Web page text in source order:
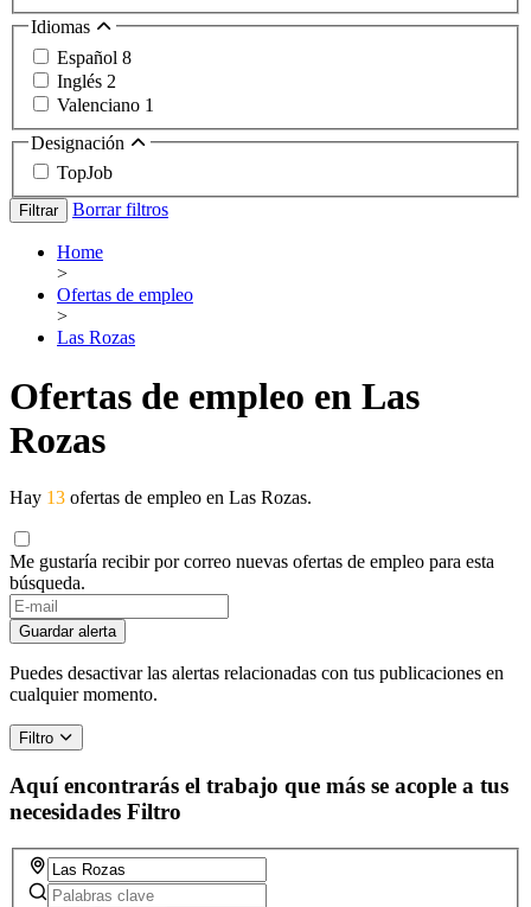
Idiomas
Español 8
Inglés 2
Valenciano 1
Designación
TopJob
Filtrar Borrar filtros
Home
>
Ofertas de empleo
>
Las Rozas
Ofertas de empleo en Las
Rozas
Hay 13 ofertas de empleo en Las Rozas.
Me gustaría recibir por correo nuevas ofertas de empleo para esta
búsqueda.
If
you
are
a
human,
ignore
this
field
Guardar alerta
Puedes desactivar las alertas relacionadas con tus publicaciones en
cualquier momento.
Filtro
Aquí encontrarás el trabajo que más se acople a tus
necesidades Filtro